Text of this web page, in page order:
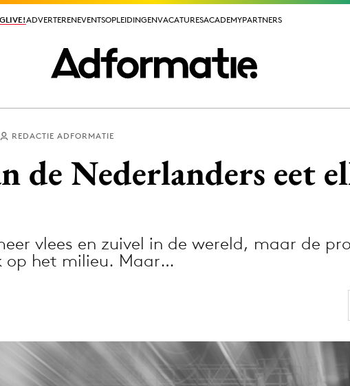
ADVERTERENEVENTSOPLEIDINGENVACATURESACADEMYPARTNERS
ADVERTERENEVENTSOPLEIDINGENVACATURESACADEMYPARTNERS
Media
Merkstrategie
Reputatie & crisis
REDACTIE ADFORMATIE
de Nederlanders eet
vlees en zuivel in de wereld, maar de
op het milieu. Maar…